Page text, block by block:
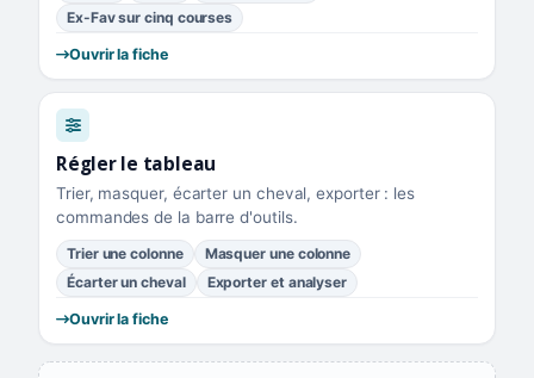
Ex-Fav sur cinq courses
Ouvrir la fiche
Régler le tableau
Trier, masquer, écarter un cheval, exporter : les
commandes de la barre d'outils.
Trier une colonne
Masquer une colonne
Écarter un cheval
Exporter et analyser
Ouvrir la fiche